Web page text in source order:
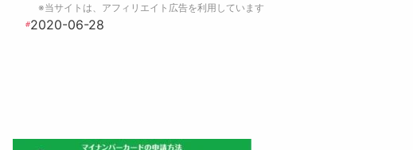
※当サイトは、アフィリエイト広告を利用しています
#2020-06-28